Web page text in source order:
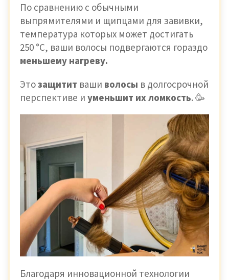
По сравнению с обычными
выпрямителями и щипцами для завивки,
температура которых может достигать
250 °C, ваши волосы подвергаются гораздо
меньшему нагреву.
Этозащитит ваши волосы в долгосрочной
перспективе и уменьшит их ломкость. 🥳
Благодаря инновационной технологии